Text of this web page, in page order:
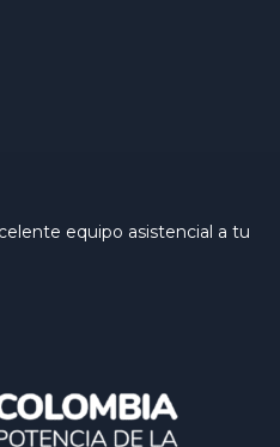
equipo asistencial a tu